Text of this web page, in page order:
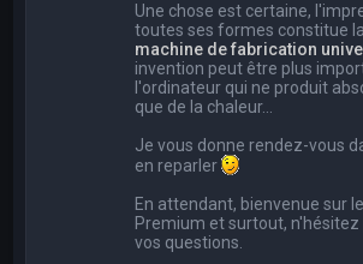
Une chose est certaine,
toutes ses formes constitue la
machine de fabrication
invention peut être plus
l'ordinateur qui ne produit
que de la chaleur...
Je vous donne rendez-vous
en reparler
En attendant, bienvenue sur
Premium et surtout, n'hésitez
vos questions.